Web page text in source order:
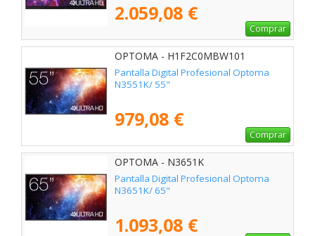
2.059,08 €
Comprar
OPTOMA - H1F2C0MBW101
Pantalla Digital Profesional Optoma
N3551K/ 55"
979,08 €
Comprar
OPTOMA - N3651K
Pantalla Digital Profesional Optoma
N3651K/ 65"
1.093,08 €